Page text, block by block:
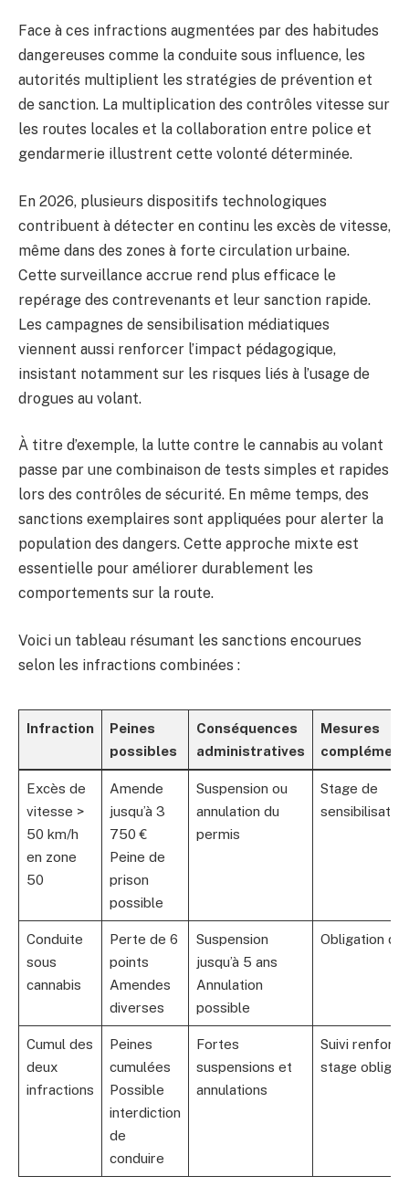
Face à ces infractions augmentées par des habitudes
dangereuses comme la conduite sous influence, les
autorités multiplient les stratégies de prévention et
de sanction. La multiplication des contrôles vitesse sur
les routes locales et la collaboration entre police et
gendarmerie illustrent cette volonté déterminée.
En 2026, plusieurs dispositifs technologiques
contribuent à détecter en continu les excès de vitesse,
même dans des zones à forte circulation urbaine.
Cette surveillance accrue rend plus efficace le
repérage des contrevenants et leur sanction rapide.
Les campagnes de sensibilisation médiatiques
viennent aussi renforcer l’impact pédagogique,
insistant notamment sur les risques liés à l’usage de
drogues au volant.
À titre d’exemple, la lutte contre le cannabis au volant
passe par une combinaison de tests simples et rapides
lors des contrôles de sécurité. En même temps, des
sanctions exemplaires sont appliquées pour alerter la
population des dangers. Cette approche mixte est
essentielle pour améliorer durablement les
comportements sur la route.
Voici un tableau résumant les sanctions encourues
selon les infractions combinées :
Infraction
Peines
possibles
Conséquences
administratives
Mesures
Excès de
vitesse >
50 km/h
en zone
50
Amende
jusqu’à 3
750 €
Peine de
prison
possible
Suspension ou
annulation du
permis
Stage de
sensibilisation
Conduite
sous
cannabis
Perte de 6
points
Amendes
diverses
Suspension
jusqu’à 5 ans
Annulation
possible
Obligation de
Cumul des
deux
infractions
Peines
cumulées
Possible
interdiction
de
conduire
Fortes
suspensions et
annulations
Suivi
stage